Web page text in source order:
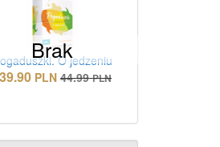
BrakO jedzeniu
39.90 PLN 44.99 PLN